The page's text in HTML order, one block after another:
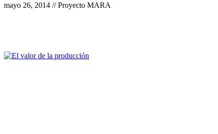
mayo 26, 2014 // Proyecto MARA